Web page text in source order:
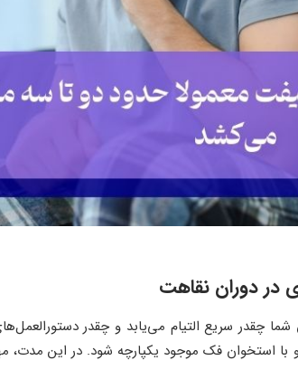
در دوران نقاهت
چقدر سریع التیام می‌یابد و چقدر
با استخوان فک موجود یکپارچه شود. در این